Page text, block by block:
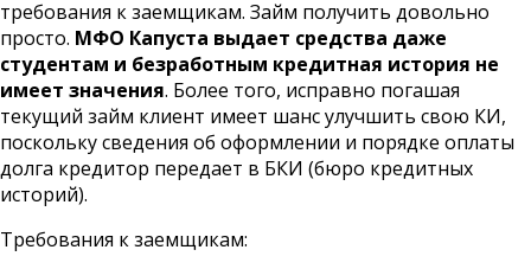
требования к заемщикам. Займ получить довольно
просто. МФО Капуста выдает средства даже
студентам и безработным кредитная история не
имеет значения. Более того, исправно погашая
текущий займ клиент имеет шанс улучшить свою КИ,
поскольку сведения об оформлении и порядке оплаты
долга кредитор передает в БКИ (бюро кредитных
историй).
Требования к заемщикам: